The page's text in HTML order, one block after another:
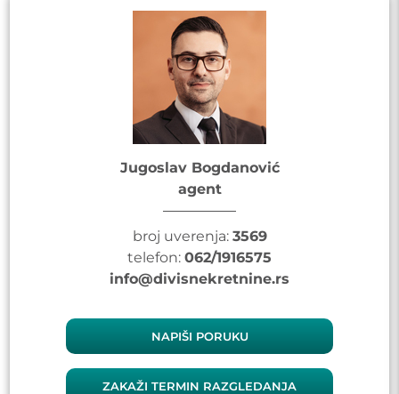
Jugoslav Bogdanović
agent
broj uverenja: 3569
telefon: 062/1916575
info@divisnekretnine.rs
NAPIŠI PORUKU
ZAKAŽI TERMIN RAZGLEDANJA